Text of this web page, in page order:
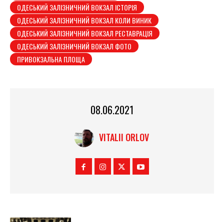
ОДЕСЬКИЙ ЗАЛІЗНИЧНИЙ ВОКЗАЛ ІСТОРІЯ
ОДЕСЬКИЙ ЗАЛІЗНИЧНИЙ ВОКЗАЛ КОЛИ ВИНИК
ОДЕСЬКИЙ ЗАЛІЗНИЧНИЙ ВОКЗАЛ РЕСТАВРАЦІЯ
ОДЕСЬКИЙ ЗАЛІЗНИЧНИЙ ВОКЗАЛ ФОТО
ПРИВОКЗАЛЬНА ПЛОЩА
08.06.2021
VITALII ORLOV